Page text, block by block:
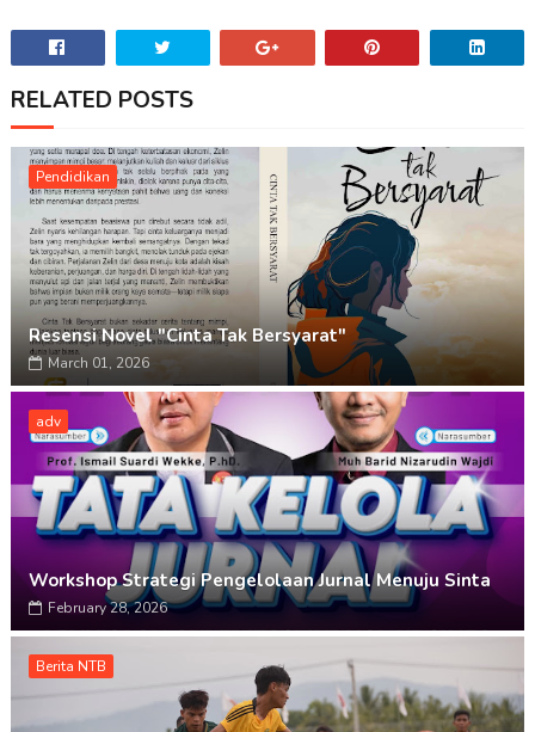
RELATED POSTS
Pendidikan
Resensi Novel "Cinta Tak Bersyarat"
March 01, 2026
adv
Workshop Strategi Pengelolaan Jurnal Menuju Sinta
February 28, 2026
Berita NTB